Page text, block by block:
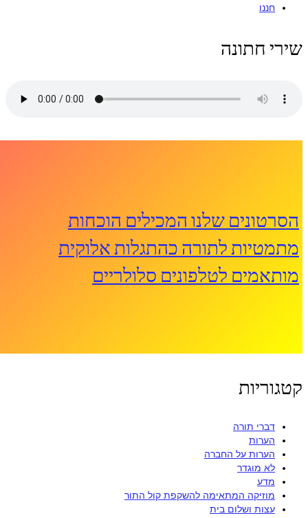
חננו
שירי חתונה
הסרטונים שלנו המכילים הוכחות
מתמטיות לתורה כהתגלות אלוקית
מותאמים לטלפונים סלולריים
קטגוריות
דברי תורה
הערות
הערות על החברה
לא מוגדר
מדע
מוזיקה המתאימה להשקפת קול התור
עצות ושלום בית